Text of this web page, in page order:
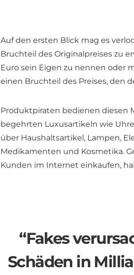
Auf den ersten Blick mag es
Bruchteil des Originalpreises zu
Euro sein Eigen zu nennen oder
einen Bruchteil des Preises, den
Produktpiraten bedienen diesen
begehrten Luxusartikeln wie
über Haushaltsartikel, Lampen,
Medikamenten und Kosmetika.
Kunden im Internet einkaufen,
“Fakes
Schäden in